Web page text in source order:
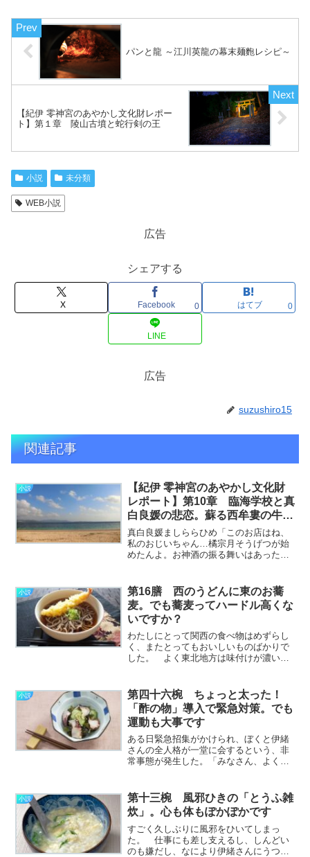
パンと龍 ～江川英龍の幕末麺麭レシピ～
【紀伊 零神宮のあやかし文化財レポー
ト】第１章 陵山古墳と蛇行剣の王
小説 未分類
WEB小説
広告
シェアする
X Facebook 0 はてブ 0
LINE
広告
suzushiro15
関連記事
小説
【紀伊 零神宮のあやかし文化財
レポート】第10章 臨海学校と真
白良媛の悲恋。蘇る西牟婁の牛鬼
たち
真白良媛ましららひめ「このお店はね、
私のおじいちゃん…橘宗月そうげつが始
めたんよ。お神酒の振る舞いはあったけ
らどうかって」bar暦のカウンターで、ユ
ラさんはぽつぽつと家………………～続
きを読む～
小説
第16膳 西のうどんに東のお蕎
麦。でも蕎麦ってハードル高くな
いですか？
わたしにとって関西の食べ物はめずらし
く、またとってもおいしいものばかりで
した。 よく東北地方は味付けが濃い目
はそのあっさり加減に少し面くらいまし
たが、なれてくるにしたが………………
～続きを読む～
小説
第四十六椀 ちょっと太った！
「酢の物」導入で緊急対策。でも
運動も大事です
ある日緊急招集がかけられ、ぼくと伊緒
さんの全人格が一堂に会するという、非
常事態が発生した。「みなさん、よくお
ます。本日の議題は、こちらです」 議
長役の伊緒Aさんが合図を………………
～続きを読む～
小説
第十三椀 風邪ひきの「とうふ雑
炊」。心も体もぽかぽかです
すごく久しぶりに風邪をひいてしまっ
た。 仕事にも差し支えるし、しんどい
のも嫌だし、なにより伊緒さんにうつし